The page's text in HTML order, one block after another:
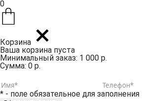
0
Корзина
Ваша корзина пуста
Минимальный заказ: 1 000 р.
Сумма: 0 р.
* - поле обязательное для заполнения